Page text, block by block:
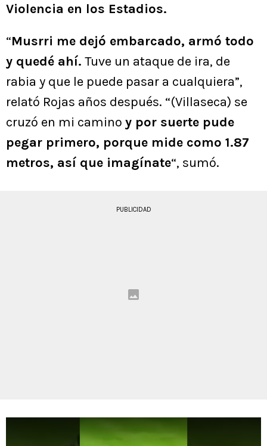
Violencia en los Estadios.
“Musrri me dejó embarcado, armó todo
y quedé ahí. Tuve un ataque de ira, de
rabia y que le puede pasar a cualquiera”,
relató Rojas años después. “(Villaseca) se
cruzó en mi camino y por suerte pude
pegar primero, porque mide como 1.87
metros, así que imagínate“, sumó.
PUBLICIDAD